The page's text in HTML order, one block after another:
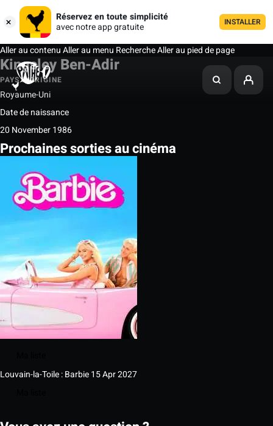
Réservez en toute simplicité
avec notre app gratuite
INSTALLER
Aller au contenuAller au menu RechercheAller au pied de page
Kingsley Ben-Adir
PAYS D'ORIGINE
Royaume-Uni
Date de naissance
20 November 1986
Prochaines sorties au cinéma
Louvain-la-Toile : Barbie15 Apr 2027